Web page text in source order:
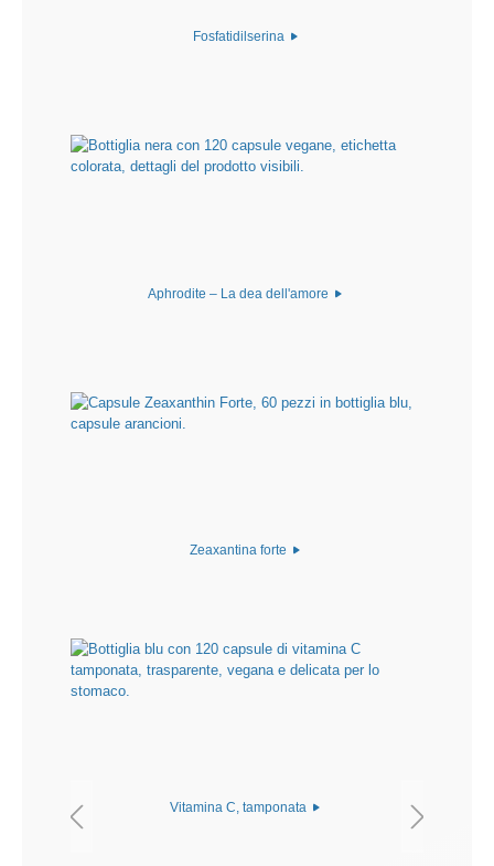
Fosfatidilserina
Aphrodite – La dea dell'amore
Zeaxantina forte
Vitamina C, tamponata